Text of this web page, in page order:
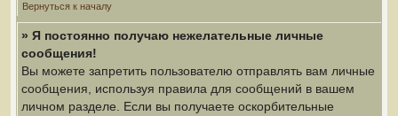
Вернуться к началу
» Я постоянно получаю нежелательные личные
сообщения!
Вы можете запретить пользователю отправлять вам личные
сообщения, используя правила для сообщений в вашем
личном разделе. Если вы получаете оскорбительные